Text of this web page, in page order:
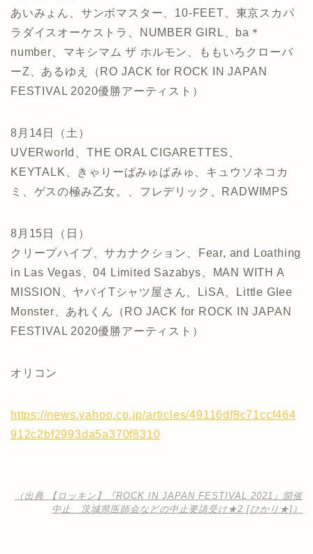
あいみょん、サンボマスター、10-FEET、東京スカパ
ラダイスオーケストラ、NUMBER GIRL、ba＊
number、マキシマム ザ ホルモン、ももいろクローバ
ーZ、あるゆえ（RO JACK for ROCK IN JAPAN
FESTIVAL 2020優勝アーティスト）
8月14日（土）
UVERworld、THE ORAL CIGARETTES、
KEYTALK、きゃりーぱみゅぱみゅ、キュウソネコカ
ミ、ゲスの極み乙女。、フレデリック、RADWIMPS
8月15日（日）
クリープハイプ、サカナクション、Fear, and Loathing
in Las Vegas、04 Limited Sazabys、MAN WITH A
MISSION、ヤバイTシャツ屋さん、LiSA、Little Glee
Monster、あれくん（RO JACK for ROCK IN JAPAN
FESTIVAL 2020優勝アーティスト）
オリコン
https://news.yahoo.co.jp/articles/49116df8c71ccf464
912c2bf2993da5a370f8310
（出典 【ロッキン】『ROCK IN JAPAN FESTIVAL 2021』開催
中止 茨城県医師会などの中止要請受け★2 [ひかり★]）